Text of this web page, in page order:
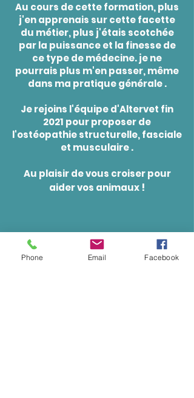
Au cours de cette formation, plus
j'en apprenais sur cette facette
du métier, plus j'étais scotchée
par la puissance et la finesse de
ce type de médecine. je ne
pourrais plus m'en passer, même
dans ma pratique générale .
Je rejoins l'équipe d'Altervet fin
2021 pour proposer de
l'ostéopathie structurelle, fasciale
et musculaire .
Au plaisir de vous croiser pour
aider vos animaux !
Phone Email Facebook